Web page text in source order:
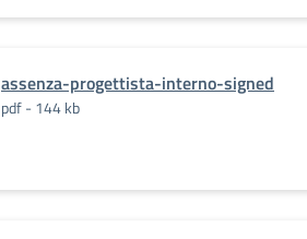
assenza-progettista-interno-signed
pdf - 144 kb